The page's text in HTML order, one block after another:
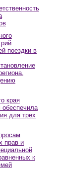
поездки в
края
для трех
прав и
к